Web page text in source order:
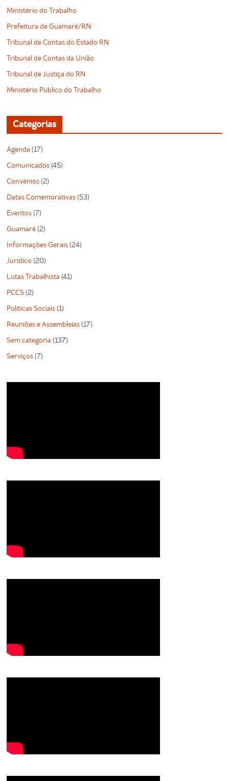
Ministério do Trabalho
Prefeitura de Guamaré/RN
Tribunal de Contas do Estado RN
Tribunal de Contas da União
Tribunal de Justiça do RN
Ministério Público do Trabalho
Categorias
Agenda (17)
Comunicados(45)
Convênios(2)
Datas Comemorativas(53)
Eventos(7)
Guamaré(2)
Informações Gerais(24)
Jurídico (20)
Lutas Trabalhista (41)
PCCS(2)
Politicas Sociais(1)
Reuniões e Assembleias(17)
Sem categoria (137)
Serviços(7)